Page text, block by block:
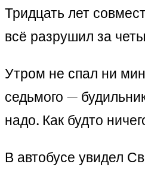
Тридцать лет
всё разрушил за
Утром не спал ни
седьмого —
надо. Как будто
В автобусе увидел